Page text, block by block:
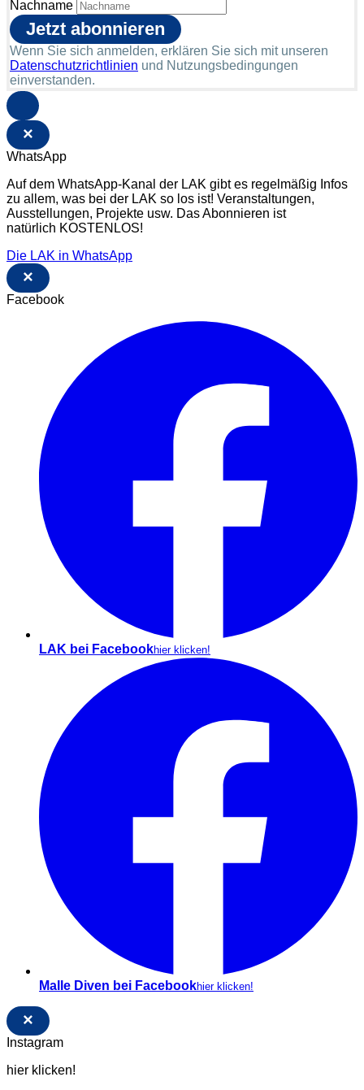
Nachname
Wenn Sie sich anmelden, erklären Sie sich mit unseren
Datenschutzrichtlinien und Nutzungsbedingungen
einverstanden.
×
WhatsApp
Auf dem WhatsApp-Kanal der LAK gibt es regelmäßig Infos
zu allem, was bei der LAK so los ist! Veranstaltungen,
Ausstellungen, Projekte usw. Das Abonnieren ist
natürlich KOSTENLOS!
Die LAK in WhatsApp
×
Facebook
LAK bei Facebookhier klicken!
Malle Diven bei Facebookhier klicken!
×
Instagram
hier klicken!